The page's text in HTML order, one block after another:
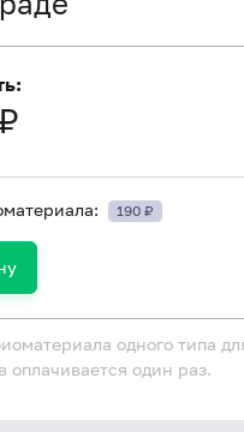
190 ₽
одного типа
оплачивается один раз.